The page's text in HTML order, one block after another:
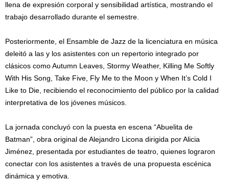
llena de expresión corporal y sensibilidad artística, mostrando el
trabajo desarrollado durante el semestre.
Posteriormente, el Ensamble de Jazz de la licenciatura en música
deleitó a las y los asistentes con un repertorio integrado por
clásicos como Autumn Leaves, Stormy Weather, Killing Me Softly
With His Song, Take Five, Fly Me to the Moon y When It’s Cold I
Like to Die, recibiendo el reconocimiento del público por la calidad
interpretativa de los jóvenes músicos.
La jornada concluyó con la puesta en escena “Abuelita de
Batman”, obra original de Alejandro Licona dirigida por Alicia
Jiménez, presentada por estudiantes de teatro, quienes lograron
conectar con los asistentes a través de una propuesta escénica
dinámica y emotiva.